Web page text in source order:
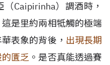
Caipirinha）調酒時，
是里約兩相牴觸的極端
表象的背後， 出現長期
匱乏 。是否真能透過賽